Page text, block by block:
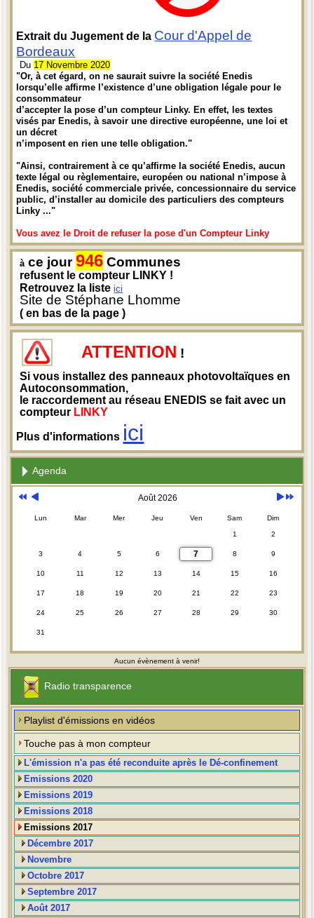
Extrait du Jugement de la Cour d'Appel de
Bordeaux
Du 17 Novembre 2020
"Or, à cet égard, on ne saurait suivre la société Enedis
lorsqu’elle affirme l’existence d’une obligation légale pour le
consommateur
d’accepter la pose d’un compteur Linky. En effet, les textes
visés par Enedis, à savoir une directive européenne, une loi et
un décret
n’imposent en rien une telle obligation."
"Ainsi, contrairement à ce qu’affirme la société Enedis, aucun
texte légal ou règlementaire, européen ou national n’impose à
Enedis, société commerciale privée, concessionnaire du service
public, d’installer au domicile des particuliers des compteurs
Linky ..."
Vous avez le Droit de refuser la pose d'un Compteur Linky
à ce jour946 Communes
refusent le compteur LINKY !
Retrouvez la listeici
Site de Stéphane Lhomme
( en bas de la page )
ATTENTION !
Si vous installez des panneaux photovoltaïques en
Autoconsommation,
le raccordement au réseau ENEDIS se fait avec un
compteur LINKY
Plus d'informations ici
Agenda
Août 2026
Lun Mar Mer Jeu Ven Sam Dim
1 2
3 4 5 6 7 8 9
10 11 12 13 14 15 16
17 18 19 20 21 22 23
24 25 26 27 28 29 30
31
Aucun évènement à venir!
Radio transparence
Playlist d'émissions en vidéos
Touche pas à mon compteur
L'émission n'a pas été reconduite après le Dé-confinement
Emissions 2020
Emissions 2019
Emissions 2018
Emissions 2017
Décembre 2017
Novembre
Octobre 2017
Septembre 2017
Août 2017